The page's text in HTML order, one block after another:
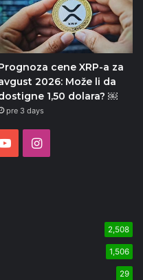
cene XRP-a za
2026: Može li da
1,50 dolara? ￼
pre 3 days
YouTubeInstagram
2,508
1,506
29